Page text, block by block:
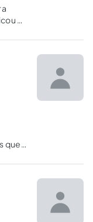
3
que